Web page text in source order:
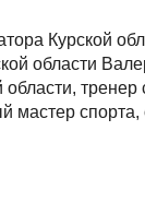
Курской
области
мастер